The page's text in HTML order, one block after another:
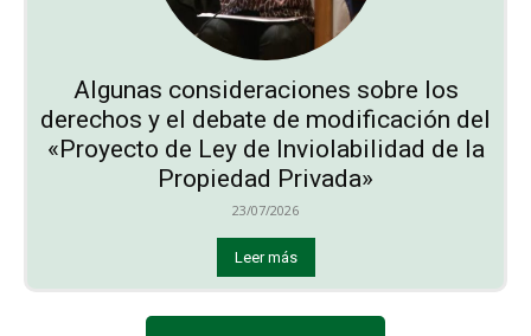
Algunas consideraciones sobre los
derechos y el debate de modificación del
«Proyecto de Ley de Inviolabilidad de la
Propiedad Privada»
23/07/2026
Leer más